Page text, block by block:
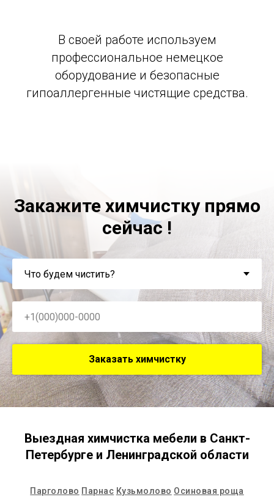
В своей работе используем
профессиональное немецкое
оборудование и безопасные
гипоаллергенные чистящие средства.
Закажите химчистку прямо
сейчас !
Заказать химчистку
Выездная химчистка мебели в Санкт-
Петербурге и Ленинградской области
Парголово Парнас Кузьмолово Осиновая роща